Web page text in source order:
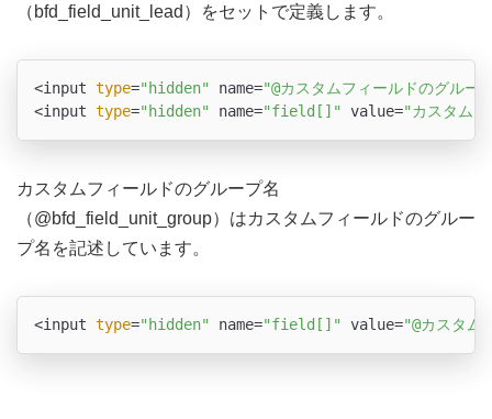
（bfd_field_unit_lead）をセットで定義します。
<input type="hidden" name="@カスタムフィールドのグル
<input type="hidden" name="field[]" value="カスタム
カスタムフィールドのグループ名
（@bfd_field_unit_group）はカスタムフィールドのグルー
プ名を記述しています。
<input type="hidden" name="field[]" value="@カスタム